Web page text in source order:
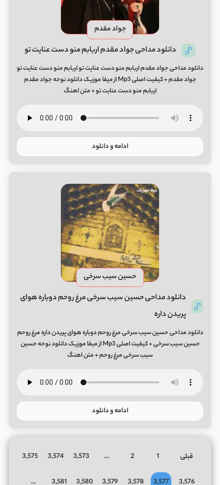
جواد مقدم
دانلود مداحی جواد مقدم اربابم منو دست عنایت تو
دانلود مداحی جواد مقدم اربابم منو دست عنایت تو اربابم منو دست عنایت تو
جواد مقدم + کیفیت اصلی Mp3 از میفا موزیک دانلود نوحه جواد مقدم
اربابم منو دست عنایت تو + متن اهنگ
ادامه و دانلود
حسین سیب سرخی
دانلود مداحی حسین سیب سرخی مرغ روحم دوباره هوای
پریدن داره
دانلود مداحی حسین سیب سرخی مرغ روحم دوباره هوای پریدن داره مرغ روحم
حسین سیب سرخی + کیفیت اصلی Mp3 از میفا موزیک دانلود نوحه حسین
سیب سرخی مرغ روحم + متن اهنگ
ادامه و دانلود
قبلی 1
2
…
3,573
3,574
3,575
3,576
3,577
3,578
3,579
3,580
3,581
…